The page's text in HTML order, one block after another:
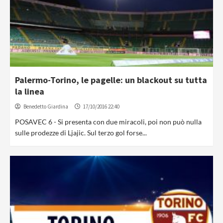
Palermo-Torino, le pagelle: un blackout su tutta
la linea
Benedetto Giardina 17/10/2016 22:40
POSAVEC 6 - Si presenta con due miracoli, poi non può nulla
sulle prodezze di Ljajic. Sul terzo gol forse...